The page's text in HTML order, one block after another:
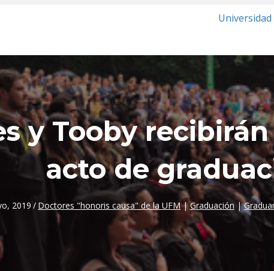
y Tooby
acto de
2019 / Doctores "honoris causa" de la UFM|Graduación |